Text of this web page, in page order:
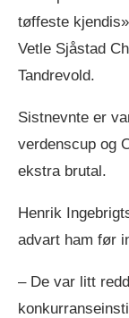
tøffeste
Vetle Sjåstad
Tandrevold.
Sistnevnte er
verdenscup og
ekstra brutal.
Henrik
advart ham før
– De var litt